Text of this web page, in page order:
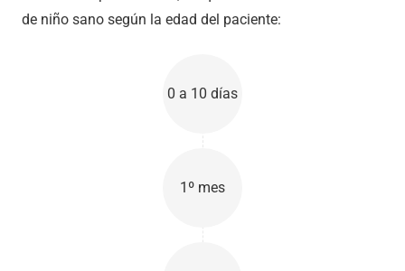
de niño sano según la edad del paciente:
0 a 10 días
1º mes